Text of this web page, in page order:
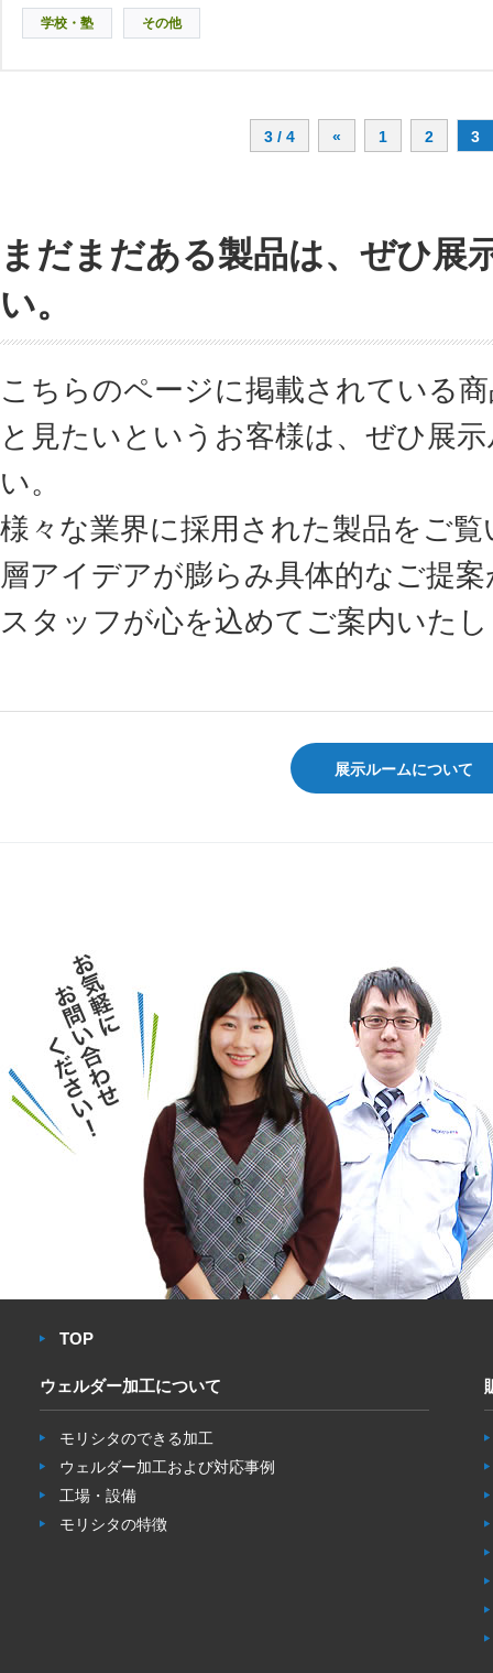
学校・塾 その他
3 / 4 « 1 2 3
まだまだある製品は、ぜひ展
い。
こちらのページに掲載されている
と見たいというお客様は、ぜひ展
い。
様々な業界に採用された製品をご
層アイデアが膨らみ具体的なご提
スタッフが心を込めてご案内いた
展示ルームについて
TOP
ウェルダー加工について
モリシタのできる加工
ウェルダー加工および対応事例
工場・設備
モリシタの特徴